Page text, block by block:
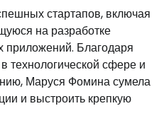
стартапов, включая
на разработке
Благодаря
технологической сфере и
Маруся Фомина сумела
и выстроить крепкую